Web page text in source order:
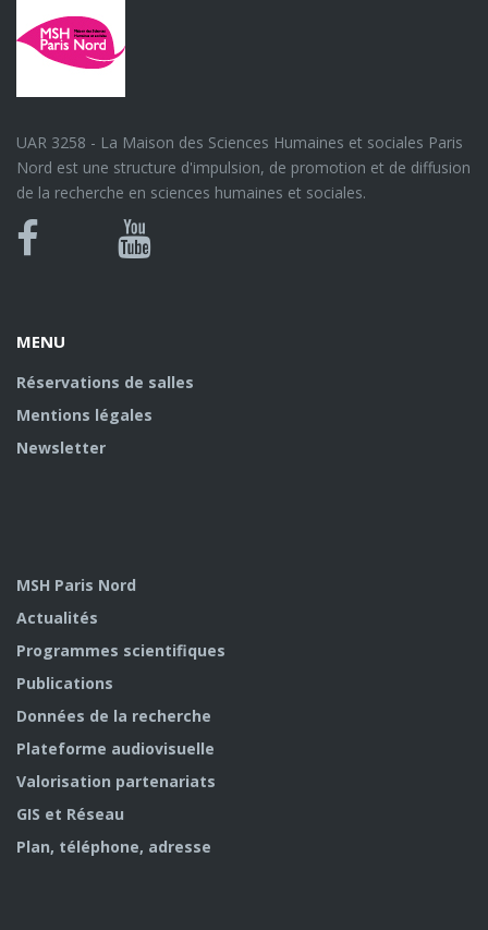
UAR 3258 - La Maison des Sciences Humaines et sociales Paris
Nord est une structure d'impulsion, de promotion et de diffusion
de la recherche en sciences humaines et sociales.
Bluesky
Canal
MENU
Réservations de salles
Mentions légales
Newsletter
MSH Paris Nord
Actualités
Programmes scientifiques
Publications
Données de la recherche
Plateforme audiovisuelle
Valorisation partenariats
GIS et Réseau
Plan, téléphone, adresse